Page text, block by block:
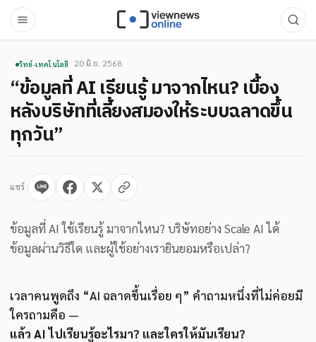
วิทย์-เทคโนโลยี 20 มิ.ย. 2568
“ข้อมูลที่ AI เรียนรู้ มาจากไหน? เบื้อง
หลังบริษัทที่เลี้ยงสมองให้ระบบฉลาดขึ้น
ทุกวัน”
แชร์
ข้อมูลที่ AI ใช้เรียนรู้ มาจากไหน? บริษัทอย่าง Scale AI ได้
ข้อมูลผ่านวิธีใด และผู้ใช้อย่างเรายินยอมหรือเปล่า?
เวลาคนพูดถึง “AI ฉลาดขึ้นเรื่อย ๆ” คำถามหนึ่งที่ไม่ค่อยมี
ใครถามคือ —
แล้ว AI ไปเรียนรู้อะไรมา? และใครให้มันเรียน?